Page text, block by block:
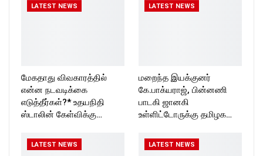
LATEST NEWS
மேகதாது விவகாரத்தில்
என்ன நடவடிக்கை
எடுத்தீர்கள்?* உதயநிதி
ஸ்டாலின் கேள்விக்கு…
LATEST NEWS
மறைந்த இயக்குனர்
கே.பாக்யராஜ், பின்னணி
பாடகி ஜானகி
உள்ளிட்டோருக்கு தமிழக…
LATEST NEWS LATEST NEWS